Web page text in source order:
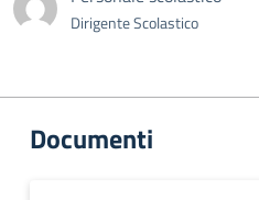
Dirigente Scolastico
Documenti